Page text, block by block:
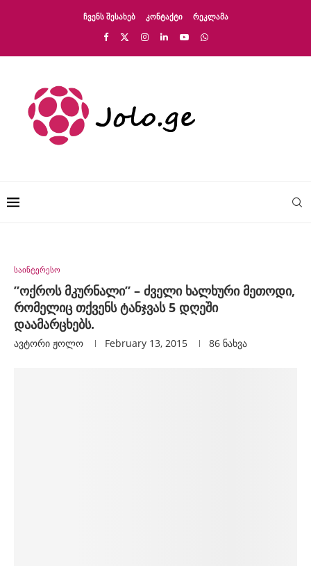
ᲩᲕᲔᲜᲡ ᲨᲔᲡᲐᲮᲔᲑ ᲙᲝᲜᲢᲐᲥᲢᲘ ᲠᲔᲙᲚᲐᲛᲐ
საინტერესო
”ოქროს მკურნალი” – ძველი ხალხური მეთოდი,
რომელიც თქვენს ტანჯვას 5 დღეში
დაამარცხებს.
ავტორი Ჟოლო February 13, 2015 86 ნახვა